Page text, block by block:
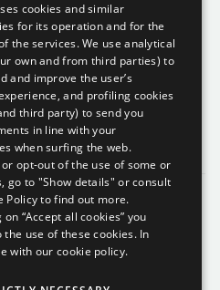
Spielzeuge &
Spiele
Sportartikel
Bedingungen & Konditionen
Cookie-Richtlinie
Datenschutzrichtlinie
cookies and similar
for its operation and for the
the services. We use analytical
own and from third parties) to
and improve the user’s
and profiling cookies
third party) to send you
in line with your
when surfing the web.
opt-out of the use of some or
go to "Show details" or consult
Policy to find out more.
on “Accept all cookies” you
the use of these cookies. In
with our cookie policy.